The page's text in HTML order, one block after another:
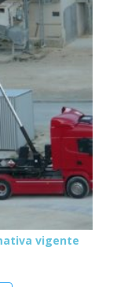
vigente